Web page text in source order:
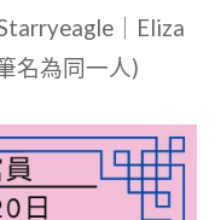
室
(SECO)
更
改
名
｜Eliza
名為同一人)